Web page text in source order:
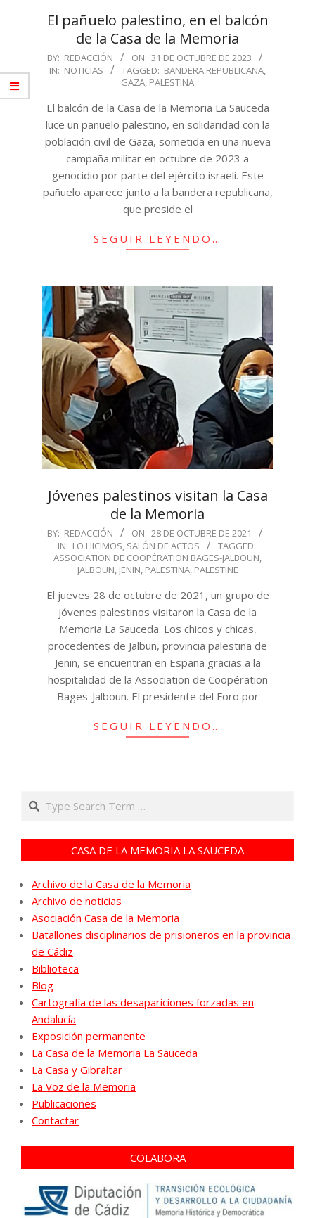
El pañuelo palestino, en el balcón
de la Casa de la Memoria
2023-
10-
BY: REDACCIÓN ON: 31 DE OCTUBRE DE 2023
IN: NOTICIAS TAGGED: BANDERA REPUBLICANA
GAZA PALESTINA
El balcón de la Casa de la Memoria La Sauceda
luce un pañuelo palestino, en solidaridad con la
población civil de Gaza, sometida en una nueva
campaña militar en octubre de 2023 a
genocidio por parte del ejército israelí. Este
pañuelo aparece junto a la bandera republicana,
que preside el
SEGUIR LEYENDO…
Jóvenes palestinos visitan la Casa
de la Memoria
2021-
28
BY: REDACCIÓN ON: 28 DE OCTUBRE DE 2021
IN: LO HICIMOS, SALÓN DE ACTOS
TAGGED:
ASSOCIATION DE COOPÉRATION BAGES-JALBOUN,
JALBOUN, JENIN, PALESTINA, PALESTINE
El jueves 28 de octubre de 2021, un grupo de
jóvenes palestinos visitaron la Casa de la
Memoria La Sauceda. Los chicos y chicas,
procedentes de Jalbun, provincia palestina de
Jenin, se encuentran en España gracias a la
hospitalidad de la Association de Coopération
Bages-Jalboun. El presidente del Foro por
SEGUIR LEYENDO…
Search
CASA DE LA MEMORIA LA SAUCEDA
Archivo de la Casa de la Memoria
Archivo de noticias
Asociación Casa de la Memoria
Batallones disciplinarios de prisioneros en la provincia
de Cádiz
Biblioteca
Blog
Cartografía de las desapariciones forzadas en
Andalucía
Exposición permanente
La Casa de la Memoria La Sauceda
La Casa y Gibraltar
La Voz de la Memoria
Publicaciones
Contactar
COLABORA